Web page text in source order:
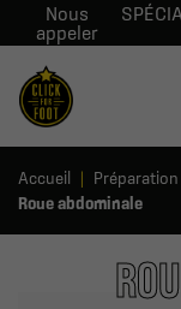
Nous
appeler
Accueil
Roue abdominale